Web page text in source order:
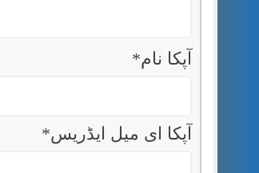
آپکا نام*
آپکا ای میل ایڈریس*